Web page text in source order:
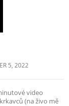
5, 2022
video
(na živo mě